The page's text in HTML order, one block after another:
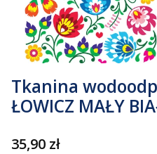
Tkanina
ŁOWICZ MAŁY
Cena
35,90 zł